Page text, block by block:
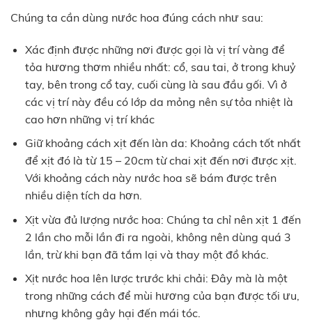
Chúng ta cần dùng nước hoa đúng cách như sau:
Xác định được những nơi được gọi là vị trí vàng để
tỏa hương thơm nhiều nhất: cổ, sau tai, ở trong khuỷ
tay, bên trong cổ tay, cuối cùng là sau đầu gối. Vì ở
các vị trí này đều có lớp da mỏng nên sự tỏa nhiệt là
cao hơn những vị trí khác
Giữ khoảng cách xịt đến làn da: Khoảng cách tốt nhất
để xịt đó là từ 15 – 20cm từ chai xịt đến nơi được xịt.
Với khoảng cách này nước hoa sẽ bám được trên
nhiều diện tích da hơn.
Xịt vừa đủ lượng nước hoa: Chúng ta chỉ nên xịt 1 đến
2 lần cho mỗi lần đi ra ngoài, không nên dùng quá 3
lần, trừ khi bạn đã tắm lại và thay một đồ khác.
Xịt nước hoa lên lược trước khi chải: Đây mà là một
trong những cách để mùi hương của bạn được tối ưu,
nhưng không gây hại đến mái tóc.